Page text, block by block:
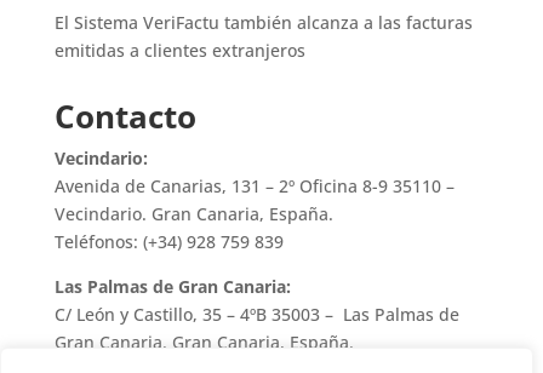
El Sistema VeriFactu también alcanza a las facturas
emitidas a clientes extranjeros
Contacto
Vecindario:
Avenida de Canarias, 131 – 2º Oficina 8-9 35110 –
Vecindario. Gran Canaria, España.
Teléfonos: (+34) 928 759 839
Las Palmas de Gran Canaria:
C/ León y Castillo, 35 – 4ºB 35003 – Las Palmas de
Gran Canaria. Gran Canaria, España.